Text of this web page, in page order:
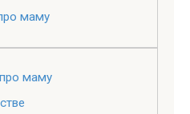
маму
маму